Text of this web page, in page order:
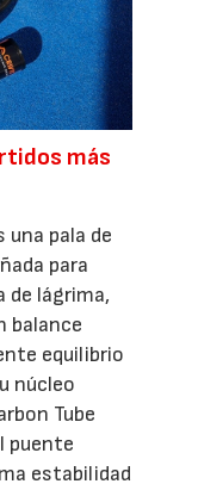
más
una pala de
para
de lágrima,
balance
equilibrio
núcleo
Tube
puente
estabilidad